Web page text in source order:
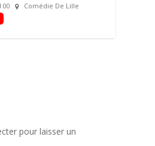
00
Comédie De Lille
pour laisser un